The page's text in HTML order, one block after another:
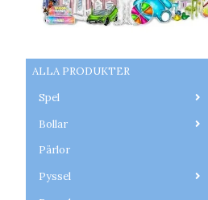
ALLA PRODUKTER
Spel
Bollar
Pärlor
Pyssel